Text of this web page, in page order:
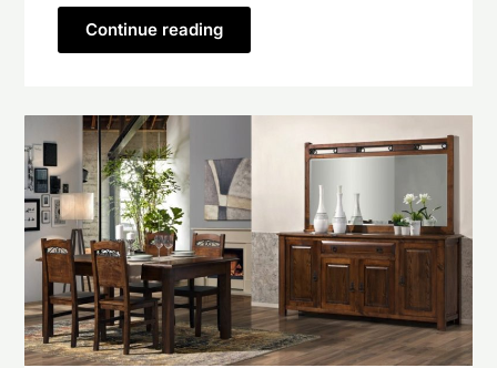
Continue reading